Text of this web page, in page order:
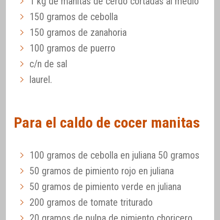
150 gramos de cebolla
150 gramos de zanahoria
100 gramos de puerro
c/n de sal
laurel.
Para el caldo de cocer manitas
100 gramos de cebolla en juliana 50 gramos
50 gramos de pimiento rojo en juliana
50 gramos de pimiento verde en juliana
200 gramos de tomate triturado